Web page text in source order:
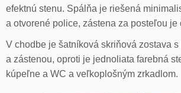
efektnú stenu. Spálňa je riešená
a otvorené police, zástena za posteľou je
V chodbe je šatníková skriňová zostava s
a zástenou, oproti je jednoliata farebná
kúpeľne a WC a veľkoplošným zrkadlom.